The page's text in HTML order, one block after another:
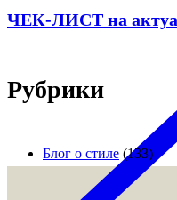
ЧЕК-ЛИСТ на
Рубрики
Блог о стиле (133)